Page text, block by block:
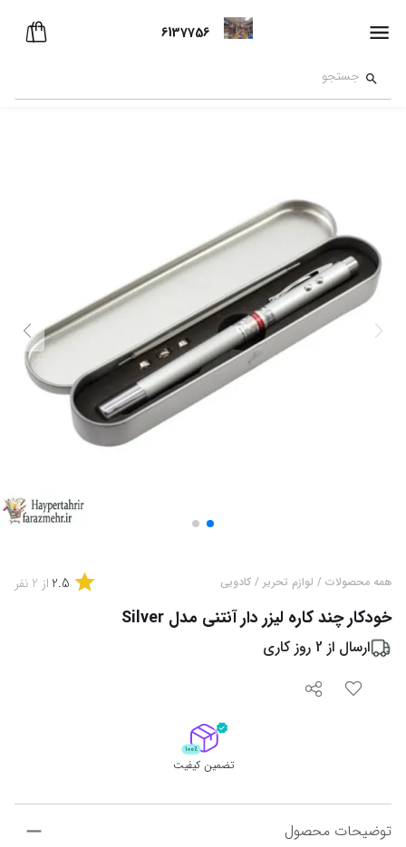
6137756
همه محصولات / لوازم تحریر / کادویی 2.5 از 2 نفر
خودکار چند کاره لیزر دار آنتنی مدل Silver
ارسال از 2 روز کاری
تضمین کیفیت
توضیحات محصول